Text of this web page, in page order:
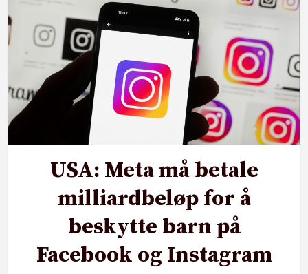
USA: Meta må betale
milliardbeløp for å
beskytte barn på
Facebook og Instagram